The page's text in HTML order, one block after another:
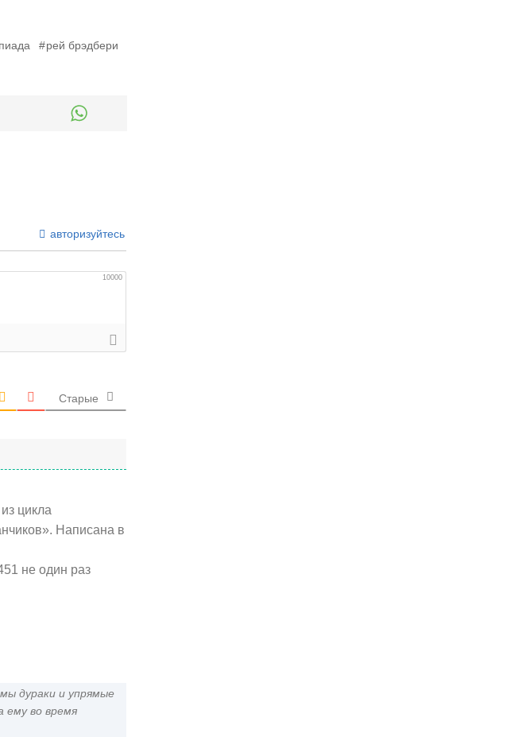
рей брэдбери
авторизуйтесь
10000
Старые
цикла
Написана в
не один раз
дураки и упрямые
ему во время